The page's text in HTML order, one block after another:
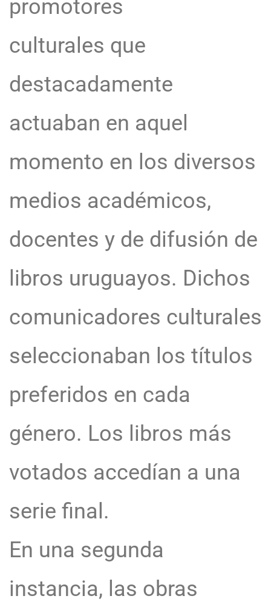
promotores
culturales que
destacadamente
actuaban en aquel
momento en los diversos
medios académicos,
docentes y de difusión de
libros uruguayos. Dichos
comunicadores culturales
seleccionaban los títulos
preferidos en cada
género. Los libros más
votados accedían a una
serie final.
En una segunda
instancia, las obras